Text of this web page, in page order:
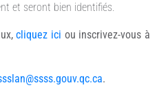
et seront bien identifiés.
cliquez ici ou inscrivez-vous à
.